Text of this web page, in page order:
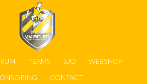
TEAMS SJO
WEBSHOP
CONTACT